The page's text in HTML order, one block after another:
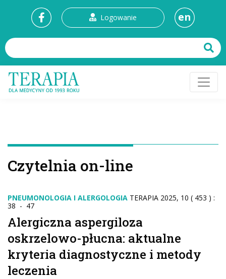
Logowanie en
Czytelnia on-line
PNEUMONOLOGIA I ALERGOLOGIA TERAPIA 2025, 10 ( 453 ) :
38 - 47
Alergiczna aspergiloza
oskrzelowo-płucna: aktualne
kryteria diagnostyczne i metody
leczenia